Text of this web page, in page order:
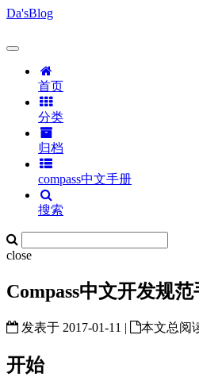
Da'sBlog
首页
分类
归档
compass中文手册
搜索
close
Compass中文开发规
发表于 2017-01-11 | 本文总阅
开始